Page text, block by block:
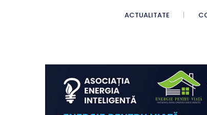
ACTUALITATE